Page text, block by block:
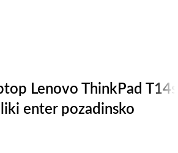
Lenovo ThinkPad T14s
enter pozadinsko